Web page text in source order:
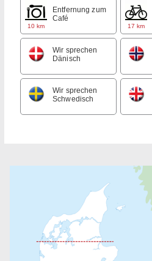
10 km
Entfernung zum
Café
17 km
Wir sprechen
Dänisch
Wir sprechen
Schwedisch